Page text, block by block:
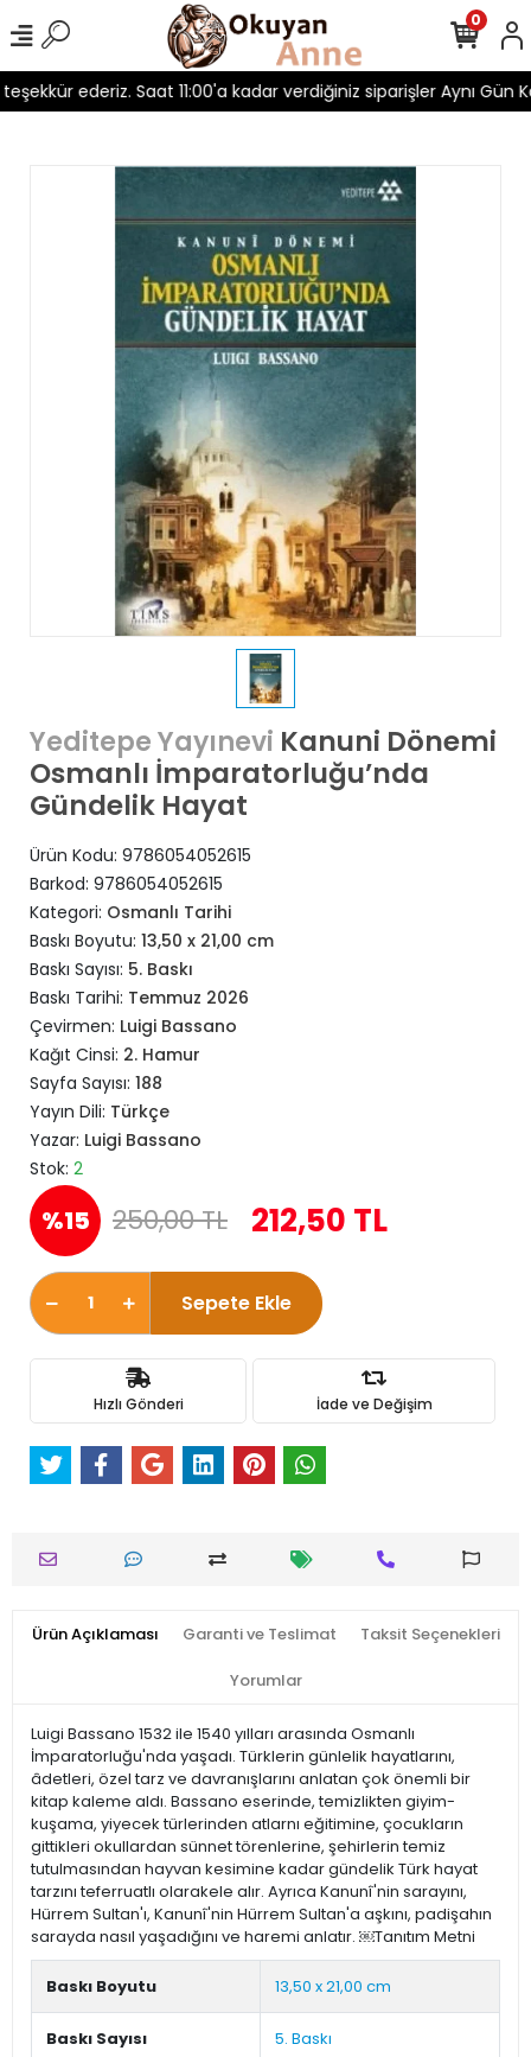
ederiz. Saat 11:00'a kadar verdiğiniz siparişler Aynı Gün
0
Yeditepe Yayınevi Kanuni Dönemi
Osmanlı İmparatorluğu’nda
Gündelik Hayat
Ürün Kodu: 9786054052615
Barkod: 9786054052615
Kategori: Osmanlı Tarihi
Baskı Boyutu: 13,50 x 21,00 cm
Baskı Sayısı: 5. Baskı
Baskı Tarihi: Temmuz 2026
Çevirmen: Luigi Bassano
Kağıt Cinsi: 2. Hamur
Sayfa Sayısı: 188
Yayın Dili: Türkçe
Yazar: Luigi Bassano
Stok: 2
%15 250,00 TL 212,50 TL
Sepete Ekle
Hızlı Gönderi İade ve Değişim
Ürün Açıklaması Garanti ve Teslimat Taksit Seçenekleri
Yorumlar
Luigi Bassano 1532 ile 1540 yılları arasında Osmanlı
İmparatorluğu'nda yaşadı. Türklerin günlelik hayatlarını,
âdetleri, özel tarz ve davranışlarını anlatan çok önemli bir
kitap kaleme aldı. Bassano eserinde, temizlikten giyim-
kuşama, yiyecek türlerinden atlarnı eğitimine, çocukların
gittikleri okullardan sünnet törenlerine, şehirlerin temiz
tutulmasından hayvan kesimine kadar gündelik Türk hayat
tarzını teferruatlı olarakele alır. Ayrıca Kanunî'nin sarayını,
Hürrem Sultan'ı, Kanunî'nin Hürrem Sultan'a aşkını, padişahın
sarayda nasıl yaşadığını ve haremi anlatır. ￼Tanıtım Metni
Baskı Boyutu 13,50 x 21,00 cm
Baskı Sayısı 5. Baskı